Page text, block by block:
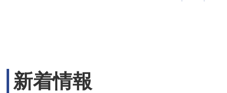
新着情報